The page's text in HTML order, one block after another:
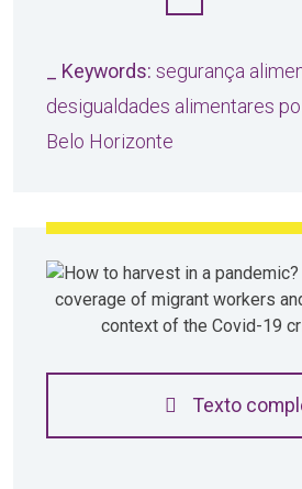
_ Keywords: segurança
desigualdades alimentares
Belo Horizonte
Texto